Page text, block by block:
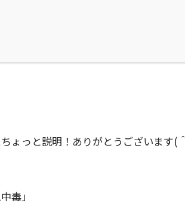
ょっと説明！ありがとうございます(＾
毒」